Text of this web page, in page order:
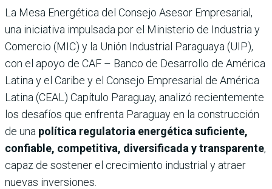
La Mesa Energética del Consejo Asesor Empresarial,
una iniciativa impulsada por el Ministerio de Industria y
Comercio (MIC) y la Unión Industrial Paraguaya (UIP),
con el apoyo de CAF – Banco de Desarrollo de América
Latina y el Caribe y el Consejo Empresarial de América
Latina (CEAL) Capítulo Paraguay, analizó recientemente
los desafíos que enfrenta Paraguay en la construcción
de una política regulatoria energética suficiente,
confiable, competitiva, diversificada y transparente,
capaz de sostener el crecimiento industrial y atraer
nuevas inversiones.